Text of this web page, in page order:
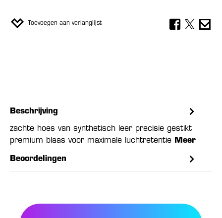
Toevoegen aan verlanglijst
Beschrijving
zachte hoes van synthetisch leer precisie gestikt
premium blaas voor maximale luchtretentie Meer
Beoordelingen